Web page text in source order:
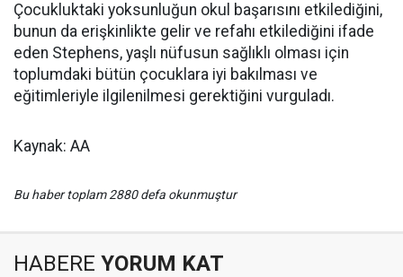
Çocukluktaki yoksunluğun okul başarısını etkilediğini,
bunun da erişkinlikte gelir ve refahı etkilediğini ifade
eden Stephens, yaşlı nüfusun sağlıklı olması için
toplumdaki bütün çocuklara iyi bakılması ve
eğitimleriyle ilgilenilmesi gerektiğini vurguladı.
Kaynak: AA
Bu haber toplam 2880 defa okunmuştur
HABERE YORUM KAT